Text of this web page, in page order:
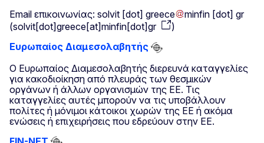
Email επικοινωνίας: solvit [dot] greece minfin [dot] gr
(solvit[dot]greece[at]minfin[dot]gr
)
Ευρωπαίος Διαμεσολαβητής
Ο Ευρωπαίος Διαμεσολαβητής διερευνά καταγγελίες
για κακοδιοίκηση από πλευράς των θεσμικών
οργάνων ή άλλων οργανισμών της ΕΕ. Τις
καταγγελίες αυτές μπορούν να τις υποβάλλουν
πολίτες ή μόνιμοι κάτοικοι χωρών της ΕΕ ή ακόμα
ενώσεις ή επιχειρήσεις που εδρεύουν στην ΕΕ.